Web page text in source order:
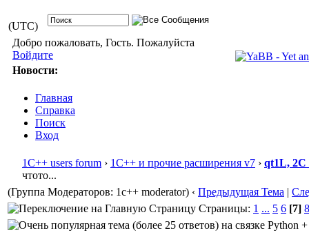
(UTC)
Добро пожаловать, Гость. Пожалуйста
Войдите
Новости:
Главная
Справка
Поиск
Вход
1С++ users forum › 1С++ и прочие расширения v7 › qt1L, 2C
чтото...
(Группа Модераторов: 1c++ moderator) ‹ Предыдущая Тема |
Страницы: 1 ... 5 6 [7] 8
на связке Python